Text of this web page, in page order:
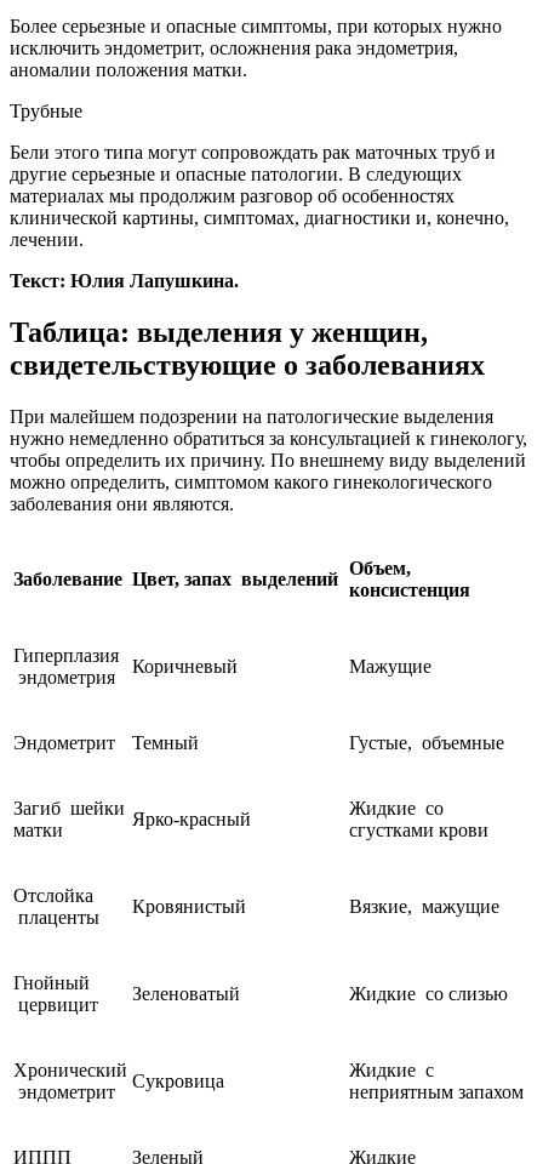
Более серьезные и опасные симптомы, при которых нужно
исключить эндометрит, осложнения рака эндометрия,
аномалии положения матки.
Трубные
Бели этого типа могут сопровождать рак маточных труб и
другие серьезные и опасные патологии. В следующих
материалах мы продолжим разговор об особенностях
клинической картины, симптомах, диагностики и, конечно,
лечении.
Текст: Юлия Лапушкина.
Таблица: выделения у женщин,
свидетельствующие о заболеваниях
При малейшем подозрении на патологические выделения
нужно немедленно обратиться за консультацией к гинекологу,
чтобы определить их причину. По внешнему виду выделений
можно определить, симптомом какого гинекологического
заболевания они являются.
Заболевание Цвет, запах выделений
Объем,
консистенция
Гиперплазия
эндометрия
Коричневый Мажущие
Эндометрит Темный Густые, объемные
Загиб шейки
матки
Ярко-красный
Жидкие со
сгустками крови
Отслойка
плаценты
Кровянистый Вязкие, мажущие
Гнойный
цервицит
Зеленоватый Жидкие со слизью
Хронический
эндометрит
Сукровица
Жидкие с
неприятным запахом
ИППП Зеленый Жидкие